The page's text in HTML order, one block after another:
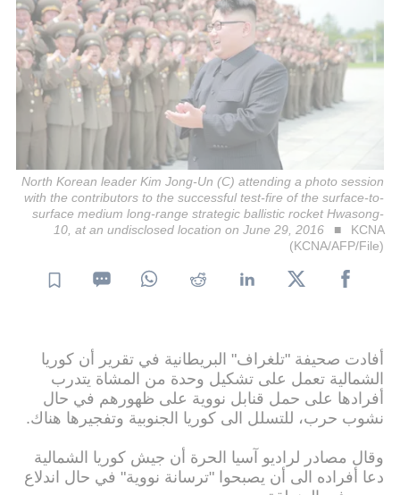
North Korean leader Kim Jong-Un (C) attending a photo session
with the contributors to the successful test-fire of the surface-to-
surface medium long-range strategic ballistic rocket Hwasong-
10, at an undisclosed location on June 29, 2016
KCNA
(KCNA/AFP/File)
أفادت صحيفة "تلغراف" البريطانية في تقرير أن كوريا
الشمالية تعمل على تشكيل وحدة من المشاة يتدرب
أفرادها على حمل قنابل نووية على ظهورهم في حال
نشوب حرب، للتسلل الى كوريا الجنوبية وتفجيرها هناك.
وقال مصادر لراديو آسيا الحرة أن جيش كوريا الشمالية
دعا أفراده الى أن يصبحوا "ترسانة نووية" في حال اندلاع